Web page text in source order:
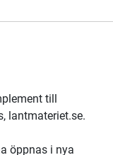
till
lantmateriet.se.
öppnas i nya